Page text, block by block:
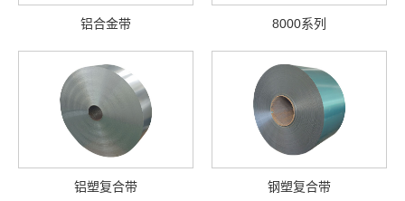
铝合金带 8000系列
铝塑复合带 钢塑复合带